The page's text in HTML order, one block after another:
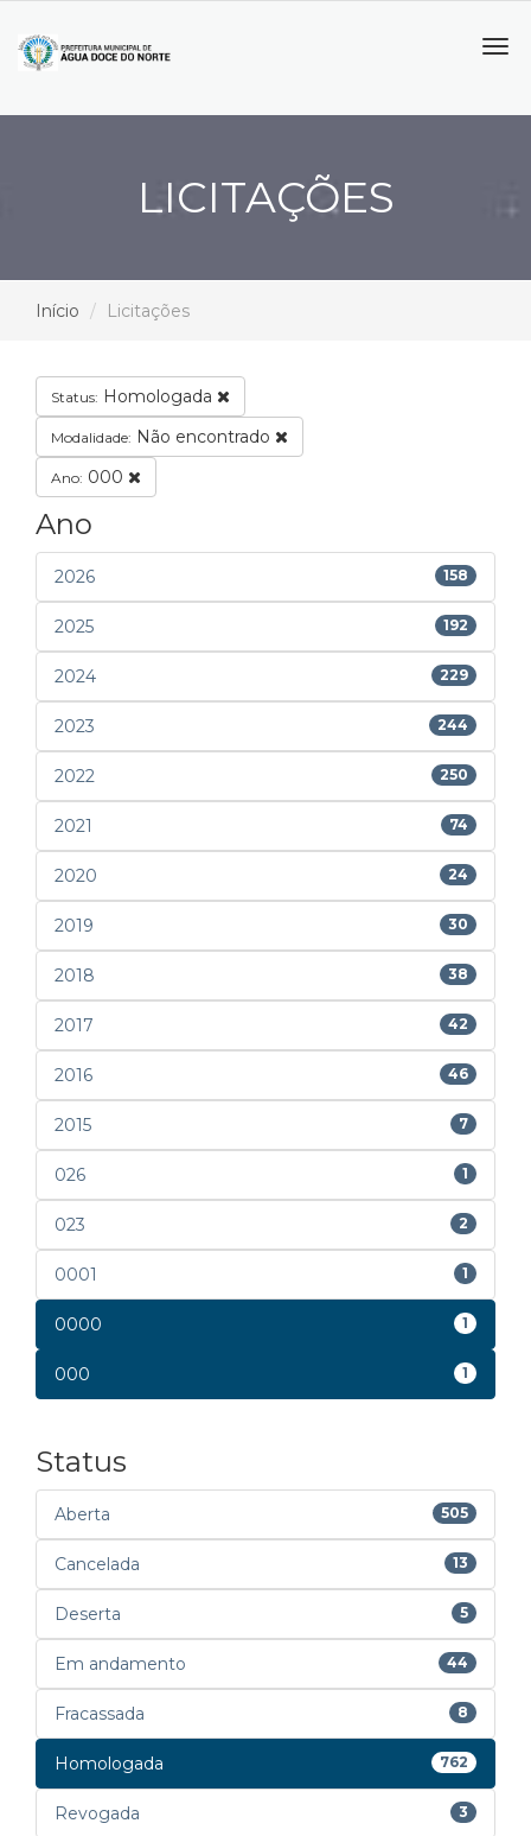
LICITAÇÕES
Início Licitações
Status: Homologada
Modalidade: Não encontrado
Ano: 000
Ano
2026 158
2025 192
2024 229
2023 244
2022 250
2021 74
2020 24
2019 30
2018 38
2017 42
2016 46
2015 7
026 1
023 2
0001 1
0000 1
000 1
Status
Aberta 505
Cancelada 13
Deserta 5
Em andamento 44
Fracassada 8
Homologada 762
Revogada 3